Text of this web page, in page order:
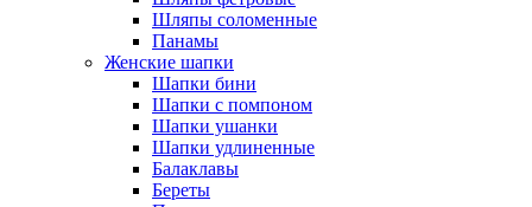
Шляпы соломенные
Панамы
Женские шапки
Шапки бини
Шапки с помпоном
Шапки ушанки
Шапки удлиненные
Балаклавы
Береты